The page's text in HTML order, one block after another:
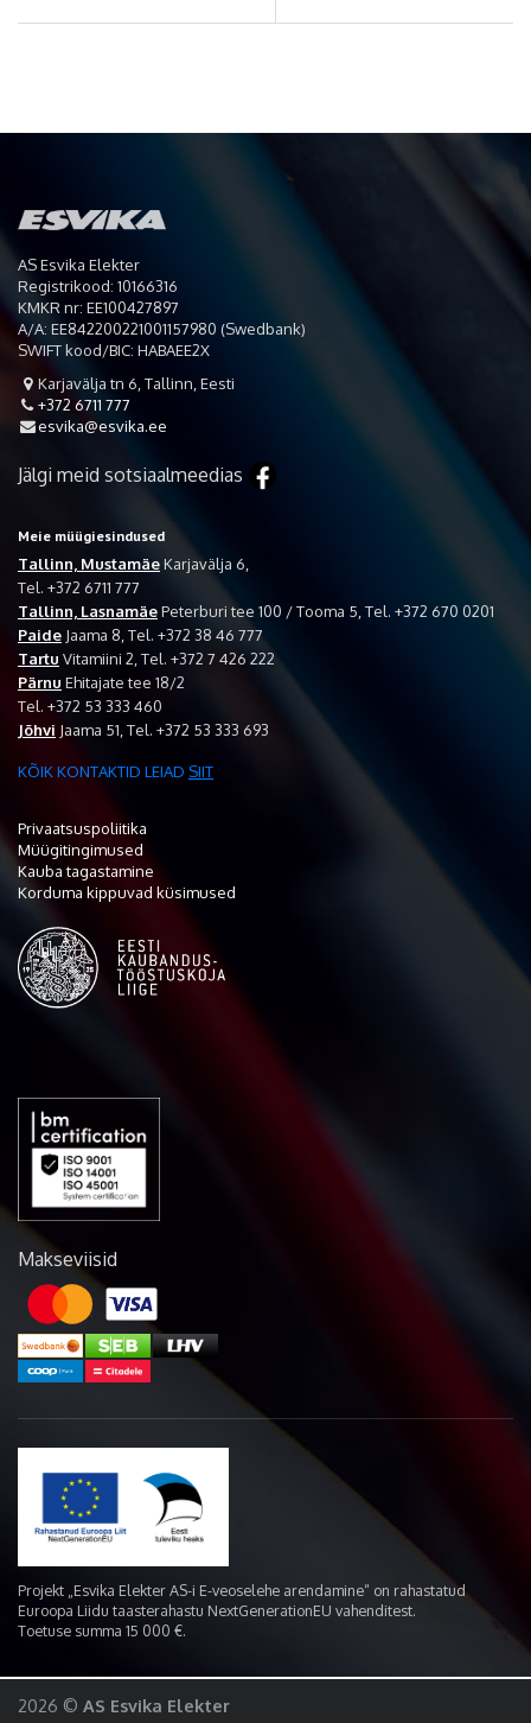
AS Esvika Elekter
Registrikood: 10166316
KMKR nr: EE100427897
A/A: EE842200221001157980 (Swedbank)
SWIFT kood/BIC: HABAEE2X
 Karjavälja tn 6, Tallinn, Eesti
 +372 6711 777
esvika@esvika.ee
Jälgi meid sotsiaalmeedias
Meie müügiesindused
Tallinn, MustamäeKarjavälja 6,
Tel. +372 6711 777
Tallinn, LasnamäePeterburi tee 100 / Tooma 5, Tel. +372 670 0201
Paide Jaama 8, Tel. +372 38 46 777
Tartu Vitamiini 2, Tel. +372 7 426 222
Pärnu Ehitajate tee 18/2
Tel. +372 53 333 460
Jõhvi Jaama 51, Tel. +372 53 333 693
KÕIK KONTAKTID LEIAD SIIT
Privaatsuspoliitika
Müügitingimused
Kauba tagastamine
Korduma kippuvad küsimused
Makseviisid
Projekt „Esvika Elekter AS-i E-veoselehe arendamine“ on rahastatud
Euroopa Liidu taasterahastu NextGenerationEU vahenditest.
Toetuse summa 15 000 €.
2026 © AS Esvika Elekter